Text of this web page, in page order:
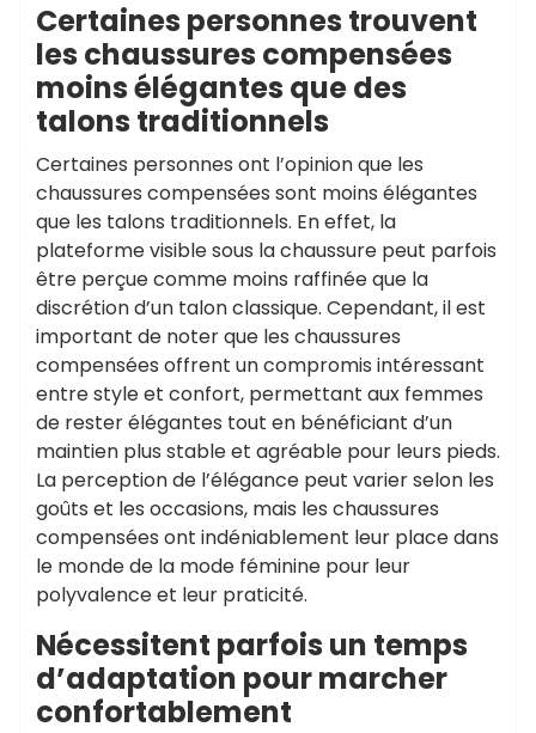
Certaines personnes trouvent
les chaussures compensées
moins élégantes que des
talons traditionnels
Certaines personnes ont l’opinion que les
chaussures compensées sont moins élégantes
que les talons traditionnels. En effet, la
plateforme visible sous la chaussure peut parfois
être perçue comme moins raffinée que la
discrétion d’un talon classique. Cependant, il est
important de noter que les chaussures
compensées offrent un compromis intéressant
entre style et confort, permettant aux femmes
de rester élégantes tout en bénéficiant d’un
maintien plus stable et agréable pour leurs pieds.
La perception de l’élégance peut varier selon les
goûts et les occasions, mais les chaussures
compensées ont indéniablement leur place dans
le monde de la mode féminine pour leur
polyvalence et leur praticité.
Nécessitent parfois un temps
d’adaptation pour marcher
confortablement